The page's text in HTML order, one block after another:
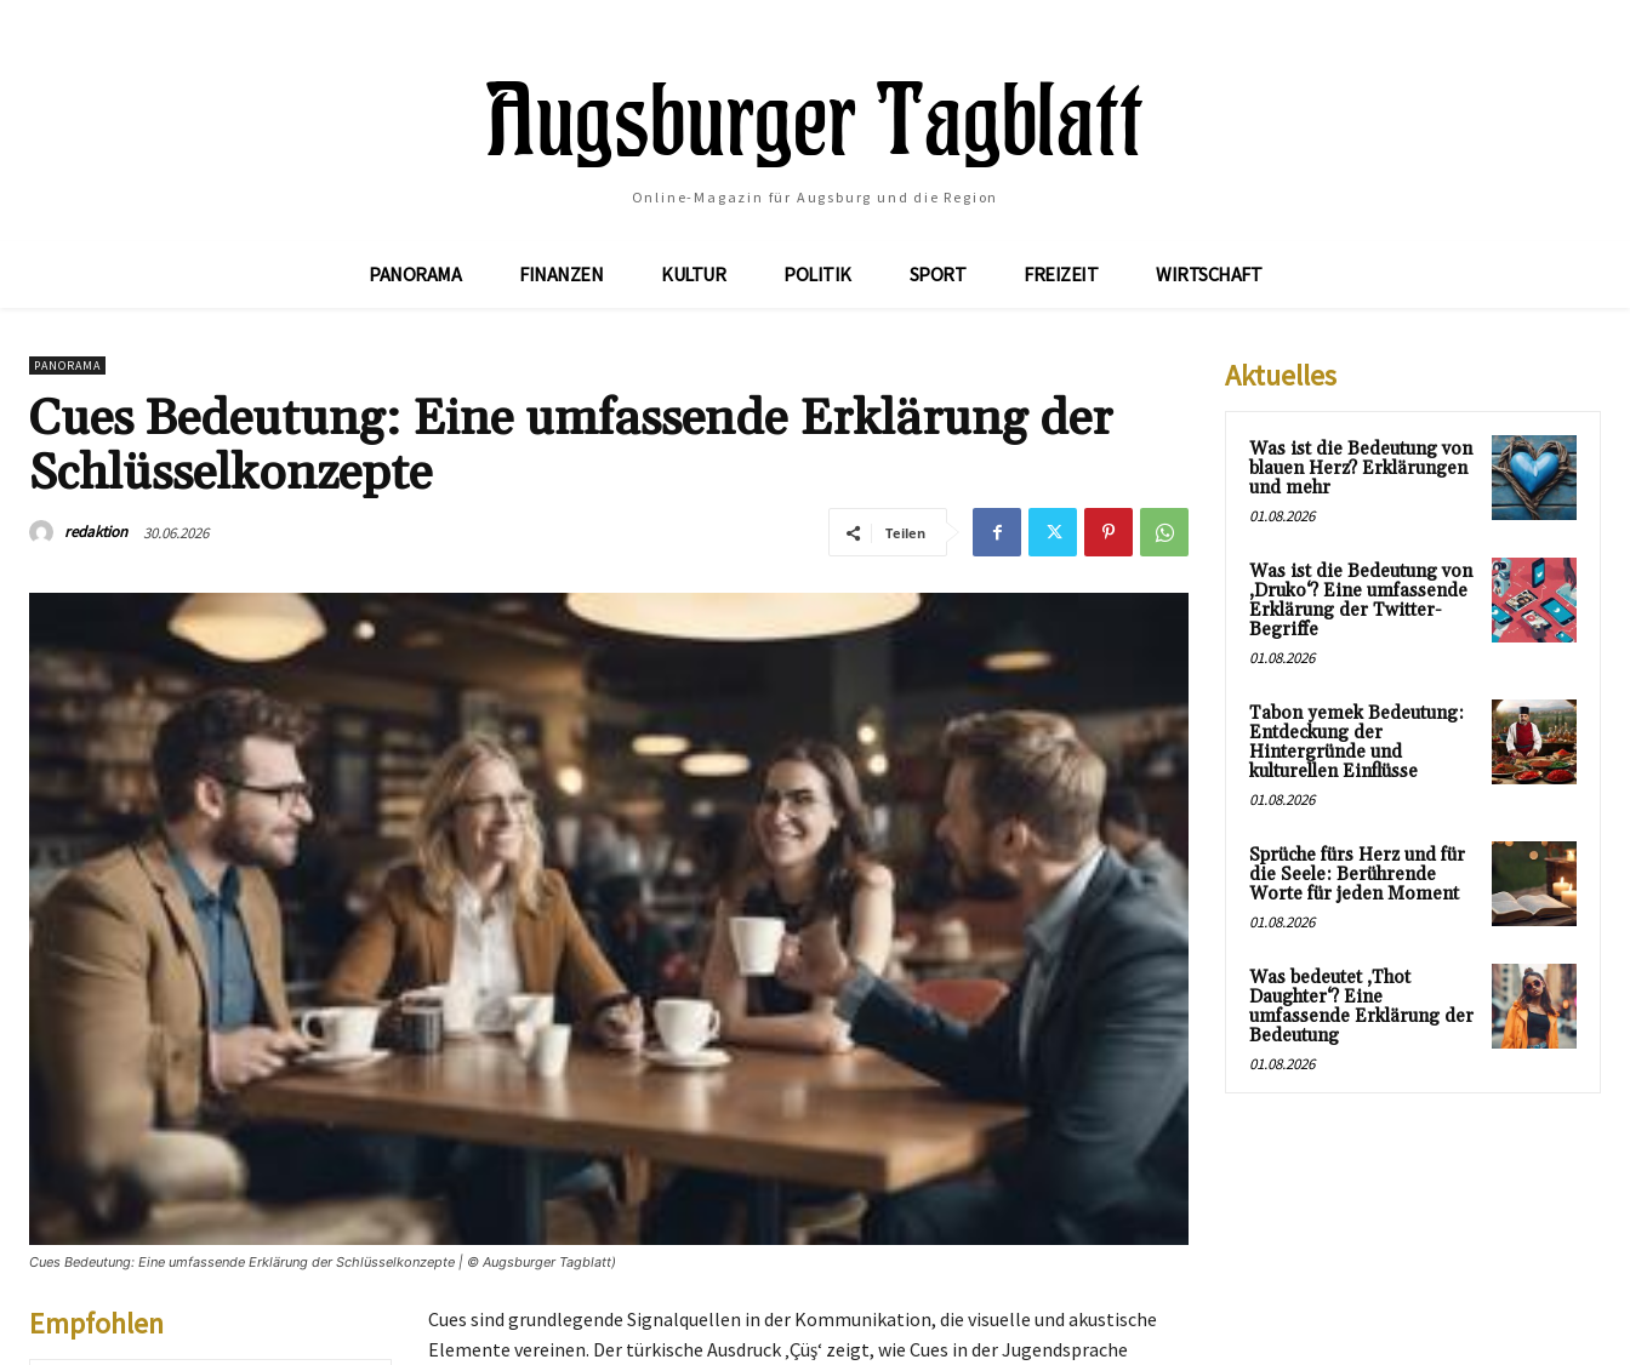
Online-Magazin für Augsburg und die Region
PANORAMA FINANZEN KULTUR POLITIK SPORT FREIZEIT WIRTSCHAFT
PANORAMA
Cues Bedeutung: Eine umfassende Erklärung der
Schlüsselkonzepte
redaktion 30.06.2026 Teilen
Cues Bedeutung: Eine umfassende Erklärung der Schlüsselkonzepte | © Augsburger Tagblatt)
Empfohlen
Cues sind grundlegende Signalquellen in der Kommunikation, die visuelle und akustische
Elemente vereinen. Der türkische Ausdruck ‚Çüş‘ zeigt, wie Cues in der Jugendsprache
Aktuelles
Was ist die Bedeutung von
blauen Herz? Erklärungen
und mehr
01.08.2026
Was ist die Bedeutung von
‚Druko‘? Eine umfassende
Erklärung der Twitter-
Begriffe
01.08.2026
Tabon yemek Bedeutung:
Entdeckung der
Hintergründe und
kulturellen Einflüsse
01.08.2026
Sprüche fürs Herz und für
die Seele: Berührende
Worte für jeden Moment
01.08.2026
Was bedeutet ‚Thot
Daughter‘? Eine
umfassende Erklärung der
Bedeutung
01.08.2026